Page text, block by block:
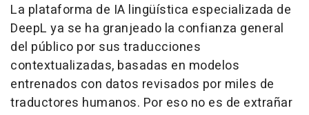
La plataforma de IA lingüística especializada de
DeepL ya se ha granjeado la confianza general
del público por sus traducciones
contextualizadas, basadas en modelos
entrenados con datos revisados por miles de
traductores humanos. Por eso no es de extrañar